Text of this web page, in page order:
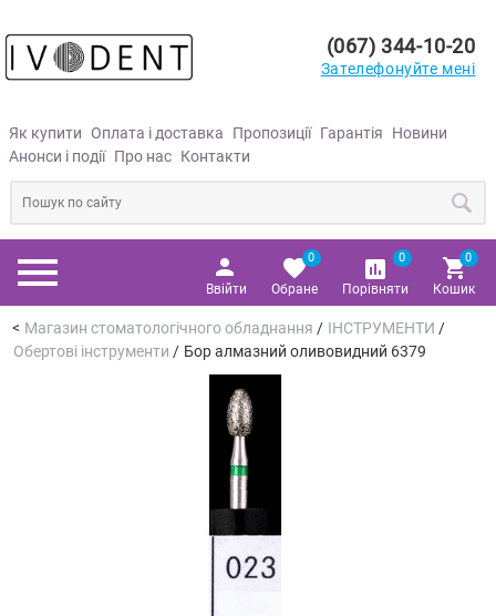
Як купити Оплата і доставка Пропозиції Гарантія
Новини
Анонси і події Про нас Контакти
(067) 344-10-20
Зателефонуйте мені
Ввійти Обране
0
Порівняти
0
Кошик
0
Магазин стоматологічного обладнання / ІНСТРУМЕНТИ /
Обертові інструменти / Бор алмазний оливовидний 6379